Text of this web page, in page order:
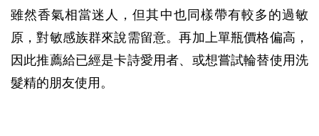
雖然香氣相當迷人，但其中也同樣帶有較多的過敏
原，對敏感族群來說需留意。再加上單瓶價格偏高，
因此推薦給已經是卡詩愛用者、或想嘗試輪替使用洗
髮精的朋友使用。